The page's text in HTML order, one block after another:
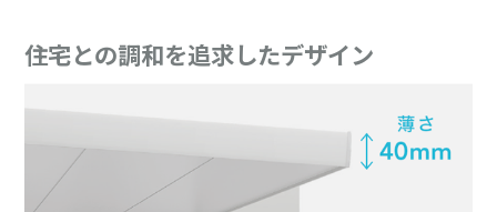
住宅との調和を追求したデザイン